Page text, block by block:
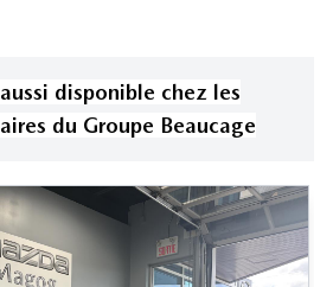
aussi disponible chez les
du Groupe Beaucage